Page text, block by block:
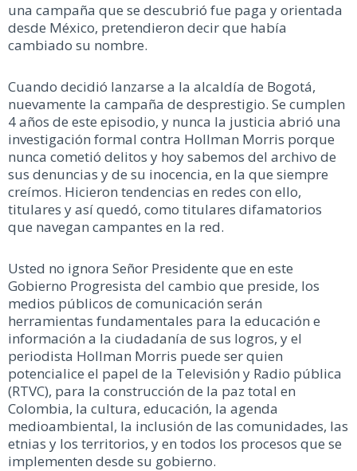
una campaña que se descubrió fue paga y orientada
desde México, pretendieron decir que había
cambiado su nombre.
Cuando decidió lanzarse a la alcaldía de Bogotá,
nuevamente la campaña de desprestigio. Se cumplen
4 años de este episodio, y nunca la justicia abrió una
investigación formal contra Hollman Morris porque
nunca cometió delitos y hoy sabemos del archivo de
sus denuncias y de su inocencia, en la que siempre
creímos. Hicieron tendencias en redes con ello,
titulares y así quedó, como titulares difamatorios
que navegan campantes en la red.
Usted no ignora Señor Presidente que en este
Gobierno Progresista del cambio que preside, los
medios públicos de comunicación serán
herramientas fundamentales para la educación e
información a la ciudadanía de sus logros, y el
periodista Hollman Morris puede ser quien
potencialice el papel de la Televisión y Radio pública
(RTVC), para la construcción de la paz total en
Colombia, la cultura, educación, la agenda
medioambiental, la inclusión de las comunidades, las
etnias y los territorios, y en todos los procesos que se
implementen desde su gobierno.